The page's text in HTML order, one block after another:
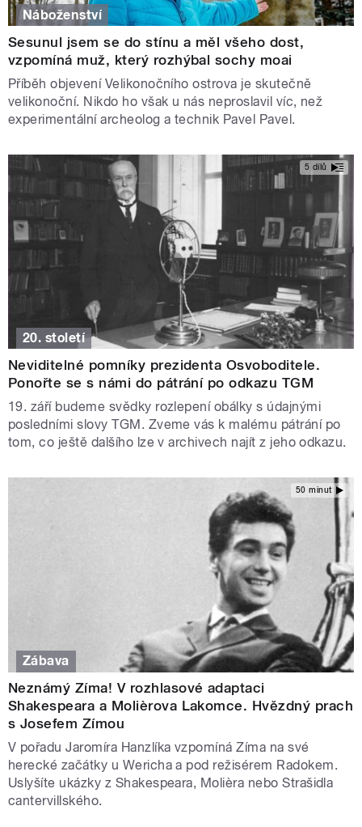
Náboženství
Sesunul jsem se do stínu a měl všeho dost,
vzpomíná muž, který rozhýbal sochy moai
Příběh objevení Velikonočního ostrova je skutečně
velikonoční. Nikdo ho však u nás neproslavil víc, než
experimentální archeolog a technik Pavel Pavel.
5 dílů
20. století
Neviditelné pomníky prezidenta Osvoboditele.
Ponořte se s námi do pátrání po odkazu TGM
19. září budeme svědky rozlepení obálky s údajnými
posledními slovy TGM. Zveme vás k malému pátrání po
tom, co ještě dalšího lze v archivech najít z jeho odkazu.
50 minut
Zábava
Neznámý Zíma! V rozhlasové adaptaci
Shakespeara a Molièrova Lakomce. Hvězdný prach
s Josefem Zímou
V pořadu Jaromíra Hanzlíka vzpomíná Zíma na své
herecké začátky u Wericha a pod režisérem Radokem.
Uslyšíte ukázky z Shakespeara, Molièra nebo Strašidla
cantervillského.